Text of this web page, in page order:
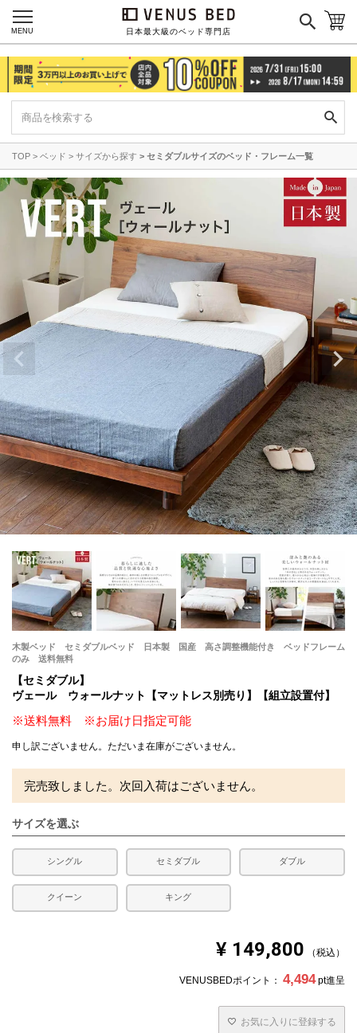
日本最大級のベッド専門店
MENU
TOP ベッド サイズから探す セミダブルサイズのベッド・フレーム一覧
木製ベッド セミダブルベッド 日本製 国産 高さ調整機能付き ベッドフレーム
のみ 送料無料
【セミダブル】
ヴェール ウォールナット【マットレス別売り】【組立設置付】
※送料無料 ※お届け日指定可能
申し訳ございません。ただいま在庫がございません。
完売致しました。次回入荷はございません。
サイズを選ぶ
シングル セミダブル ダブル
クイーン キング
¥ 149,800 税込
VENUSBEDポイント： 4,494 pt進呈
お気に入りに登録する